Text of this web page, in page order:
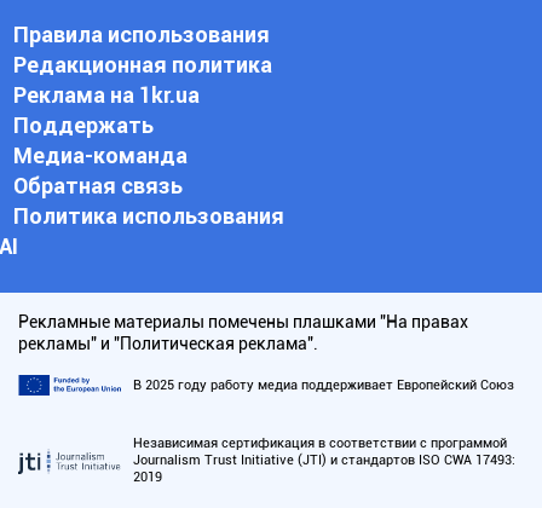
Правила использования
Редакционная политика
Реклама на 1kr.ua
Поддержать
Медиа-команда
Обратная связь
Политика использования
АI
Рекламные материалы помечены плашками "На правах
рекламы" и "Политическая реклама".
В 2025 году работу медиа поддерживает Европейский Союз
Независимая сертификация в соответствии с программой
Journalism Trust Initiative (JTI) и стандартов ISO CWA 17493:
2019